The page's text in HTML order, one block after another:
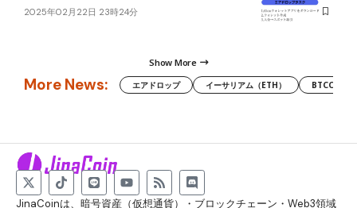
2025年02月22日 23時24分
Show More
More News: エアドロップ イーサリアム（ETH） BTCC
JinaCoinは、暗号資産（仮想通貨）・ブロックチェーン・Web3領域